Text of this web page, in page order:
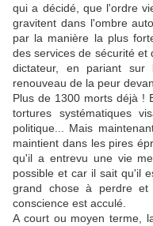
qui a décidé, que l'ordre
gravitent dans l'ombre
par la manière la plus
des services de sécurité et
dictateur, en pariant
renouveau de la peur
Plus de 1300 morts déjà !
tortures systématiques
politique... Mais
maintient dans les pires
qu'il a entrevu une vie
possible et car il sait qu'il
grand chose à perdre
conscience est acculé.
A court ou moyen terme,